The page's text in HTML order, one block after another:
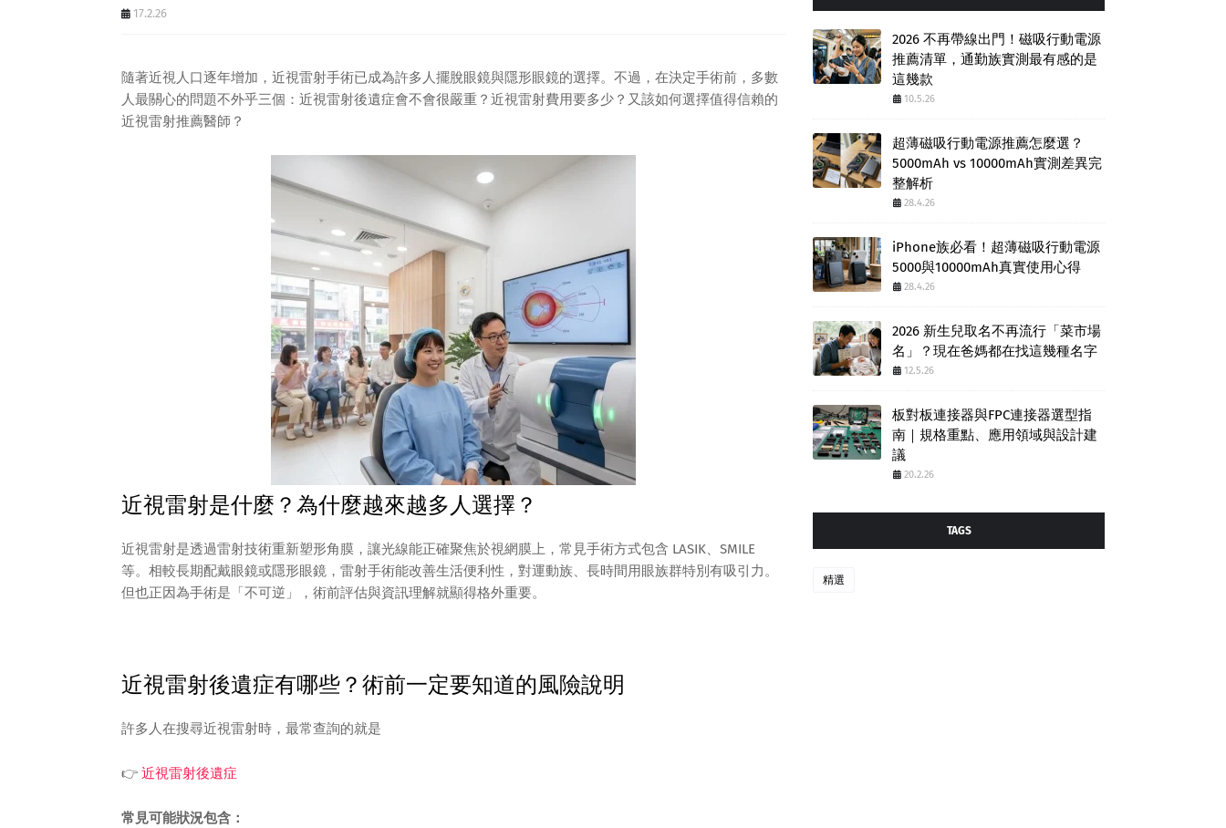
17.2.26
隨著近視人口逐年增加，近視雷射手術已成為許多人擺脫眼鏡與隱形眼鏡的選擇。不過，在決定手術前，多數
人最關心的問題不外乎三個：近視雷射後遺症會不會很嚴重？近視雷射費用要多少？又該如何選擇值得信賴的
近視雷射推薦醫師？
近視雷射是什麼？為什麼越來越多人選擇？
近視雷射是透過雷射技術重新塑形角膜，讓光線能正確聚焦於視網膜上，常見手術方式包含 LASIK、SMILE
等。相較長期配戴眼鏡或隱形眼鏡，雷射手術能改善生活便利性，對運動族、長時間用眼族群特別有吸引力。
但也正因為手術是「不可逆」，術前評估與資訊理解就顯得格外重要。
近視雷射後遺症有哪些？術前一定要知道的風險說明
許多人在搜尋近視雷射時，最常查詢的就是
👉 近視雷射後遺症
常見可能狀況包含：
2026 不再帶線出門！磁吸行動電源
推薦清單，通勤族實測最有感的是
這幾款
10.5.26
超薄磁吸行動電源推薦怎麼選？
5000mAh vs 10000mAh實測差異完
整解析
28.4.26
iPhone族必看！超薄磁吸行動電源
5000與10000mAh真實使用心得
28.4.26
2026 新生兒取名不再流行「菜市場
名」？現在爸媽都在找這幾種名字
12.5.26
板對板連接器與FPC連接器選型指
南｜規格重點、應用領域與設計建
議
20.2.26
TAGS
精選